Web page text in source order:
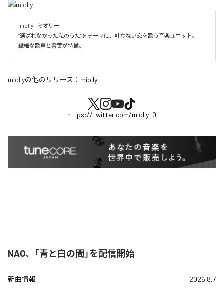
miolly - ミオリー
”選ばれなかった私のうた”をテーマに、叶わない恋を歌う音楽ユニット。
miollyの他のリリース： miolly
https://twitter.com/miolly_0
NAO、「青と白の間」を配信開始
新曲情報 2026.8.7